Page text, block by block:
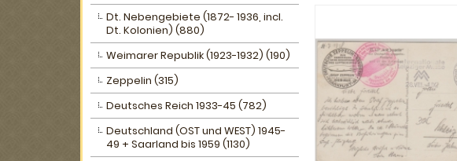
Dt. Nebengebiete (1872- 1936, incl.
Dt. Kolonien) (880)
Weimarer Republik (1923-1932) (190)
Zeppelin (315)
Deutsches Reich 1933-45 (782)
Deutschland (OST und WEST) 1945-
49 + Saarland bis 1959 (1130)